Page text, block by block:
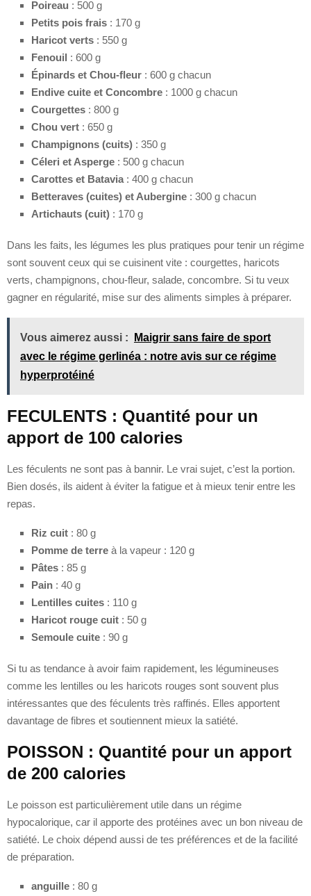
Poireau : 500 g
Petits pois frais : 170 g
Haricot verts : 550 g
Fenouil : 600 g
Épinards et Chou-fleur : 600 g chacun
Endive cuite et Concombre : 1000 g chacun
Courgettes : 800 g
Chou vert : 650 g
Champignons (cuits) : 350 g
Céleri et Asperge : 500 g chacun
Carottes et Batavia : 400 g chacun
Betteraves (cuites) et Aubergine : 300 g chacun
Artichauts (cuit) : 170 g
Dans les faits, les légumes les plus pratiques pour tenir un régime
sont souvent ceux qui se cuisinent vite : courgettes, haricots
verts, champignons, chou-fleur, salade, concombre. Si tu veux
gagner en régularité, mise sur des aliments simples à préparer.
Vous aimerez aussi :
Maigrir sans faire de sport
avec le régime gerlinéa : notre avis sur ce régime
hyperprotéiné
FECULENTS : Quantité pour un
apport de 100 calories
Les féculents ne sont pas à bannir. Le vrai sujet, c’est la portion.
Bien dosés, ils aident à éviter la fatigue et à mieux tenir entre les
repas.
Riz cuit : 80 g
Pomme de terre à la vapeur : 120 g
Pâtes : 85 g
Pain : 40 g
Lentilles cuites : 110 g
Haricot rouge cuit : 50 g
Semoule cuite : 90 g
Si tu as tendance à avoir faim rapidement, les légumineuses
comme les lentilles ou les haricots rouges sont souvent plus
intéressantes que des féculents très raffinés. Elles apportent
davantage de fibres et soutiennent mieux la satiété.
POISSON : Quantité pour un apport
de 200 calories
Le poisson est particulièrement utile dans un régime
hypocalorique, car il apporte des protéines avec un bon niveau de
satiété. Le choix dépend aussi de tes préférences et de la facilité
de préparation.
anguille : 80 g